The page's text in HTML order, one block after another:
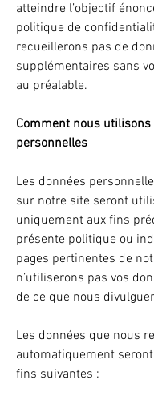
atteindre l’objectif
politique de
recueillerons pas de
supplémentaires sans
au préalable.
Comment nous
personnelles
Les données
sur notre site seront
uniquement aux fins
présente politique ou
pages pertinentes de
n’utiliserons pas vos
de ce que nous
Les données que nous
automatiquement
fins suivantes :